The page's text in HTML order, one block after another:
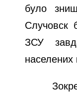
було
Случовск
ЗСУ
населених